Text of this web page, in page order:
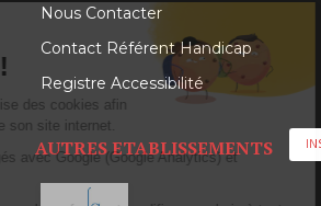
Salut c'est nous...
les Cookies !
L'Institut Rousseau
utilise des cookies afin
de mesurer l’audience de son site internet.
Ces cookies sont partagés avec Google
Nous Contacter
Contact Référent Handicap
Registre Accessibilité
AUTRES ETABLISSEMENTS